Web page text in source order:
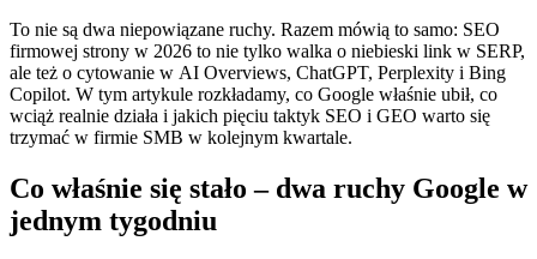
To nie są dwa niepowiązane ruchy. Razem mówią to samo: SEO
firmowej strony w 2026 to nie tylko walka o niebieski link w SERP,
ale też o cytowanie w AI Overviews, ChatGPT, Perplexity i Bing
Copilot. W tym artykule rozkładamy, co Google właśnie ubił, co
wciąż realnie działa i jakich pięciu taktyk SEO i GEO warto się
trzymać w firmie SMB w kolejnym kwartale.
Co właśnie się stało – dwa ruchy Google w
jednym tygodniu